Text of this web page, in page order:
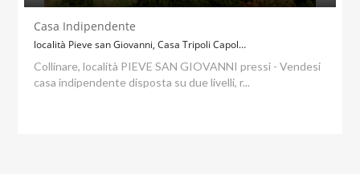
Casa Indipendente
località Pieve san Giovanni, Casa Tripoli Capolona
Collinare, località PIEVE SAN GIOVANNI pressi - Vendesi
casa indipendente disposta su due livelli, r...